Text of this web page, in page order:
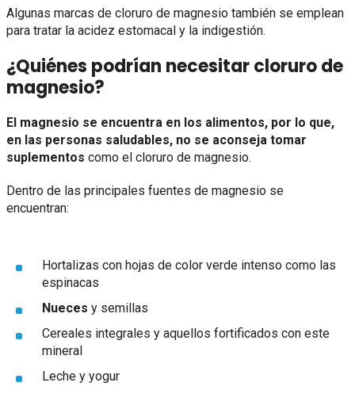
Algunas marcas de cloruro de magnesio también se emplean
para tratar la acidez estomacal y la indigestión.
¿Quiénes podrían necesitar cloruro de
magnesio?
El magnesio se encuentra en los alimentos, por lo que,
en las personas saludables, no se aconseja tomar
suplementos como el cloruro de magnesio.
Dentro de las principales fuentes de magnesio se
encuentran:
Hortalizas con hojas de color verde intenso como las
espinacas
Nueces y semillas
Cereales integrales y aquellos fortificados con este
mineral
Leche y yogur